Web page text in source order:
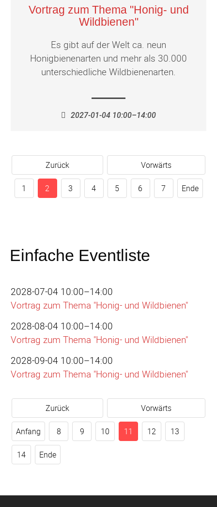
Vortrag zum Thema "Honig- und
Wildbienen"
Es gibt auf der Welt ca. neun
Honigbienenarten und mehr als 30.000
unterschiedliche Wildbienenarten.
2027-01-04 10:00–14:00
Zurück Vorwärts
1 2 3 4 5 6 7 Ende
Einfache Eventliste
2028-07-04 10:00–14:00
Vortrag zum Thema "Honig- und Wildbienen"
2028-08-04 10:00–14:00
Vortrag zum Thema "Honig- und Wildbienen"
2028-09-04 10:00–14:00
Vortrag zum Thema "Honig- und Wildbienen"
Zurück Vorwärts
Anfang 8 9 10 11 12 13
14 Ende